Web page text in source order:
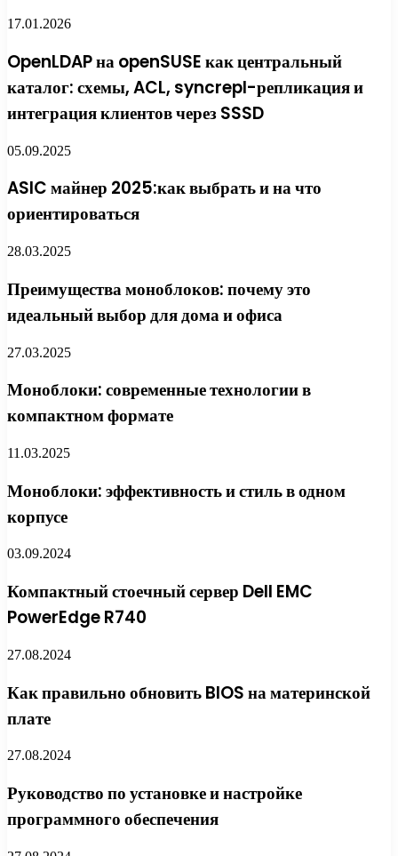
17.01.2026
OpenLDAP на openSUSE как центральный
каталог: схемы, ACL, syncrepl-репликация и
интеграция клиентов через SSSD
05.09.2025
ASIC майнер 2025:как выбрать и на что
ориентироваться
28.03.2025
Преимущества моноблоков: почему это
идеальный выбор для дома и офиса
27.03.2025
Моноблоки: современные технологии в
компактном формате
11.03.2025
Моноблоки: эффективность и стиль в одном
корпусе
03.09.2024
Компактный стоечный сервер Dell EMC
PowerEdge R740
27.08.2024
Как правильно обновить BIOS на материнской
плате
27.08.2024
Руководство по установке и настройке
программного обеспечения